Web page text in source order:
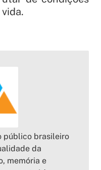
público brasileiro
da
memória e